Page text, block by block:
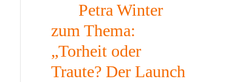
Petra Winter
zum Thema:
„Torheit oder
Traute? Der Launch